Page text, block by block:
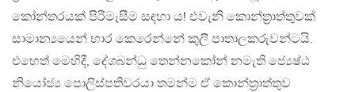
කෝන්තරයක් පිරිමැසීම සඳහා ය! එවැනි කොන්ත්‍රාත්තුවක්
සාමාන්‍යයෙන් භාර කෙරෙන්නේ කුලී පාතාලකරුවන්ටයි.
එහෙත් මෙහිදී, දේශබන්ධු තෙන්නකෝන් නමැති ජ්‍යෙෂ්ඨ
නියෝජ්‍ය පොලිස්පතිවරයා තමන්ම ඒ කොන්ත්‍රාත්තුව